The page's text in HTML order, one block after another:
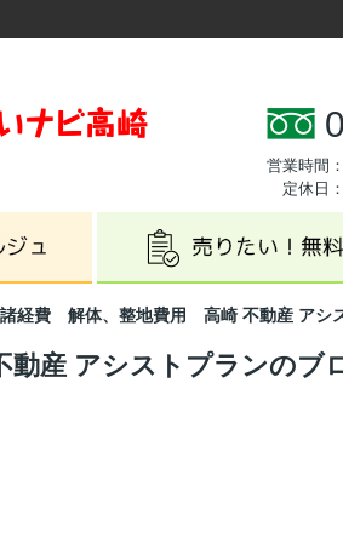
営業時間
定休日
経費 解体、整地費用 高崎 不動産 アシ
産 アシストプランのブ